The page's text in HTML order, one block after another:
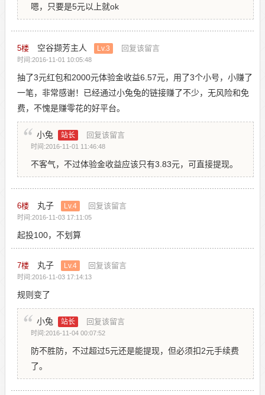
嗯，只要是5元以上就ok
5楼 空谷撷芳主人 Lv.3 回复该留言
时间:2016-11-01 10:05:48
抽了3元红包和2000元体验金收益6.57元，用了3个小号，小赚了
一笔，非常感谢！已经通过小兔兔的链接赚了不少，无风险和免
费，不愧是赚零花的好平台。
小兔 站长 回复该留言
时间:2016-11-01 11:46:48
不客气，不过体验金收益应该只有3.83元，可直接提现。
6楼 丸子 Lv.4 回复该留言
时间:2016-11-03 17:11:05
起投100，不划算
7楼 丸子 Lv.4 回复该留言
时间:2016-11-03 17:14:13
规则变了
小兔 站长 回复该留言
时间:2016-11-04 00:07:52
防不胜防，不过超过5元还是能提现，但必须扣2元手续费
了。